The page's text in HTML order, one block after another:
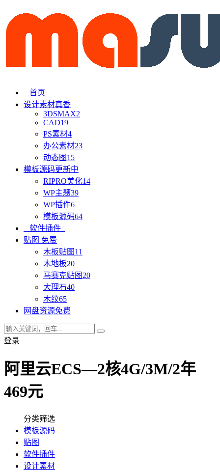
首页
设计素材真香
3DSMAX2
CAD19
PS素材4
办公素材23
动态图 15
模板源码更新中
RIPRO美化14
WP主题39
WP插件6
模板源码64
软件插件
贴图 免费
木板贴图 11
木地板20
马赛克贴图 20
大理石40
木纹65
网盘资源免费
登录
阿里云ECS—2核4G/3M/2年
469元
分类筛选
模板源码
贴图
软件插件
设计素材